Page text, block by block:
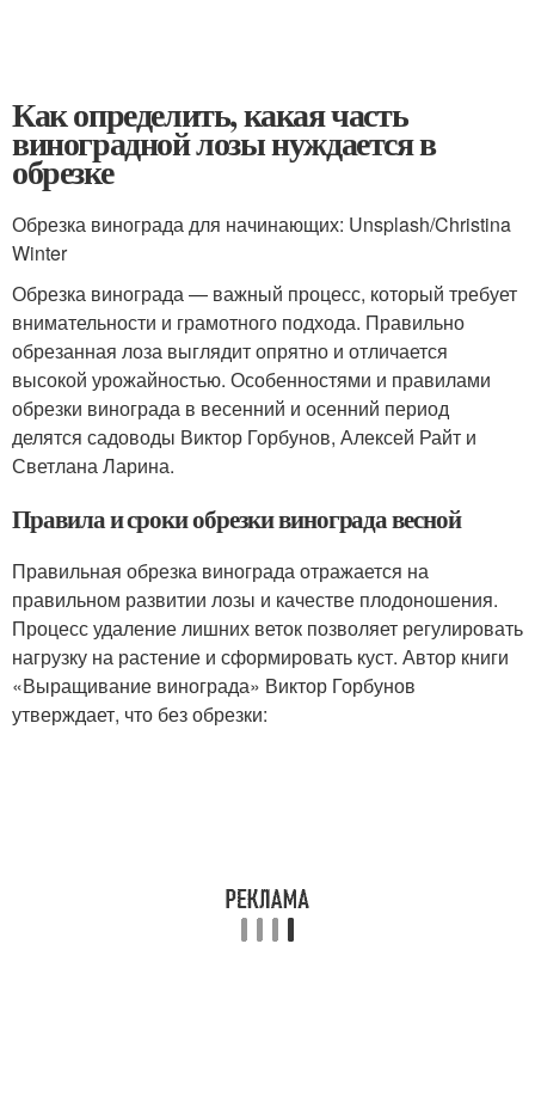
Как определить, какая часть
виноградной лозы нуждается в
обрезке
Обрезка винограда для начинающих: Unsplash/Christina
Winter
Обрезка винограда — важный процесс, который требует
внимательности и грамотного подхода. Правильно
обрезанная лоза выглядит опрятно и отличается
высокой урожайностью. Особенностями и правилами
обрезки винограда в весенний и осенний период
делятся садоводы Виктор Горбунов, Алексей Райт и
Светлана Ларина.
Правила и сроки обрезки винограда весной
Правильная обрезка винограда отражается на
правильном развитии лозы и качестве плодоношения.
Процесс удаление лишних веток позволяет регулировать
нагрузку на растение и сформировать куст. Автор книги
«Выращивание винограда» Виктор Горбунов
утверждает, что без обрезки: